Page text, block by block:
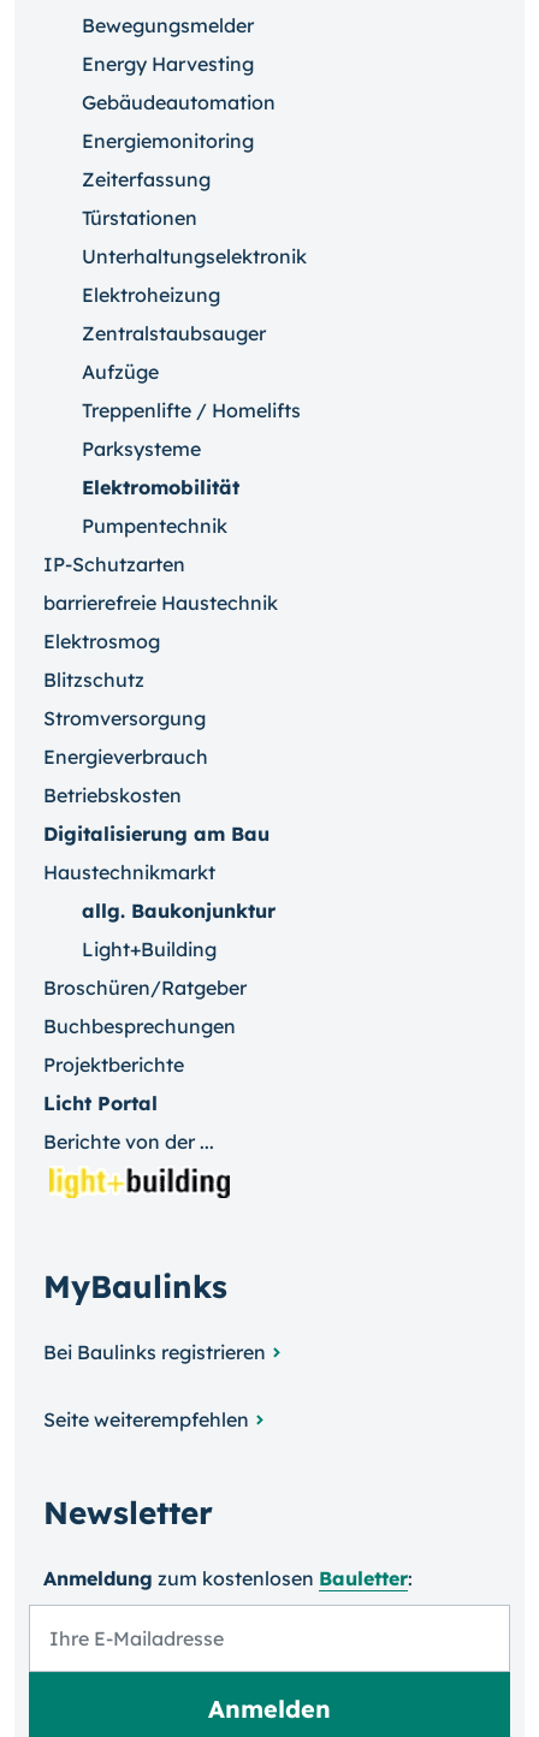
Bewegungsmelder
Energy Harvesting
Gebäudeautomation
Energiemonitoring
Zeiterfassung
Türstationen
Unterhaltungselektronik
Elektroheizung
Zentralstaubsauger
Aufzüge
Treppenlifte / Homelifts
Parksysteme
Elektromobilität
Pumpentechnik
IP-Schutzarten
barrierefreie Haustechnik
Elektrosmog
Blitzschutz
Stromversorgung
Energieverbrauch
Betriebskosten
Digitalisierung am Bau
Haustechnikmarkt
allg. Baukonjunktur
Light+Building
Broschüren/Ratgeber
Buchbesprechungen
Projektberichte
Licht Portal
Berichte von der ...
MyBaulinks
Bei Baulinks registrieren
Seite weiterempfehlen
Newsletter
Anmeldung zum kosten­losen Bauletter: